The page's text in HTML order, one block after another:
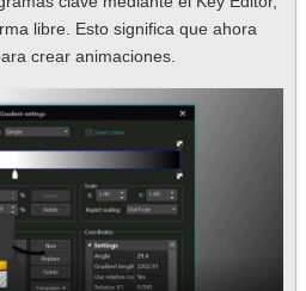
libre. Esto significa que ahora
crear animaciones.